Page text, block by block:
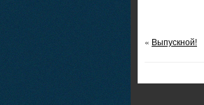
« Выпускной!